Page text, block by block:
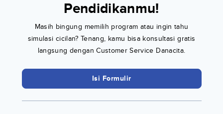
Pendidikanmu!
Masih bingung memilih program atau ingin tahu
simulasi cicilan? Tenang, kamu bisa konsultasi gratis
langsung dengan Customer Service Danacita.
Isi Formulir